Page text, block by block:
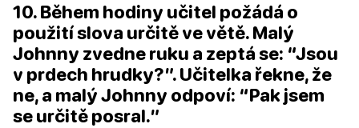
10. Během hodiny učitel požádá o
použití slova určitě ve větě. Malý
Johnny zvedne ruku a zeptá se: “Jsou
v prdech hrudky?”. Učitelka řekne, že
ne, a malý Johnny odpoví: “Pak jsem
se určitě posral.”